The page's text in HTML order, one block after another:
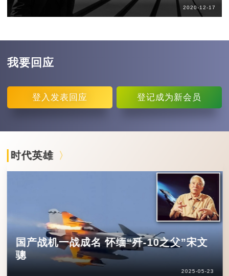
2020-12-17
我要回应
登入 发表回应 登记成为新会员
时代英雄
国产战机一战成名 怀缅“歼-10之父”宋文
骢
2025-05-23